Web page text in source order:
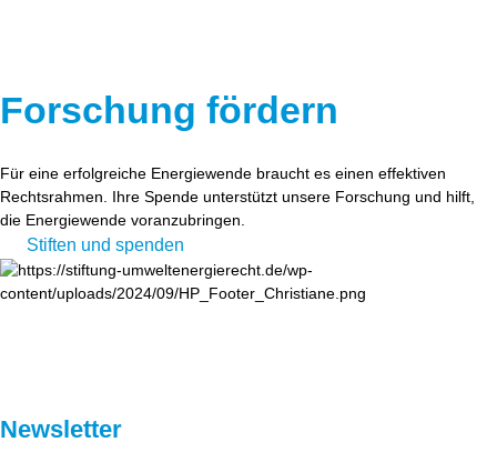
Forschung fördern
Für eine erfolgreiche Energiewende braucht es einen effektiven
Rechtsrahmen. Ihre Spende unterstützt unsere Forschung und hilft,
die Energiewende voranzubringen.
Stiften und spenden
Newsletter